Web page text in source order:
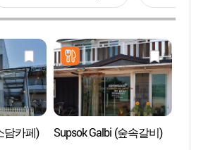
담카페) Supsok Galbi (숲속갈비)